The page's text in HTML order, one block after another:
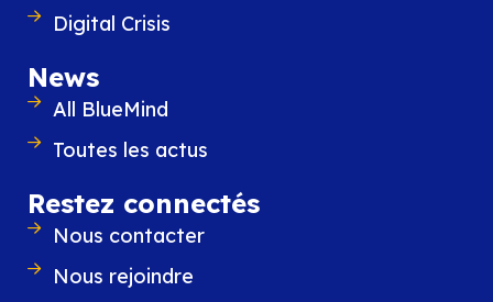
Digital Crisis
News
All BlueMind
Toutes les actus
Restez connectés
Nous contacter
Nous rejoindre